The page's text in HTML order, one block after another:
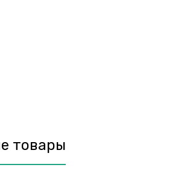
товары